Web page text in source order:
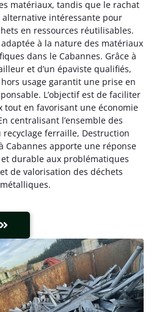
matériaux, tandis que le rachat
intéressante pour
en ressources réutilisables.
à la nature des matériaux
dans le Cabannes. Grâce à
et d’un épaviste qualifiés,
usage garantit une prise en
L’objectif est de faciliter
tout en favorisant une économie
centralisant l’ensemble des
recyclage ferraille, Destruction
Cabannes apporte une réponse
durable aux problématiques
de valorisation des déchets
métalliques.